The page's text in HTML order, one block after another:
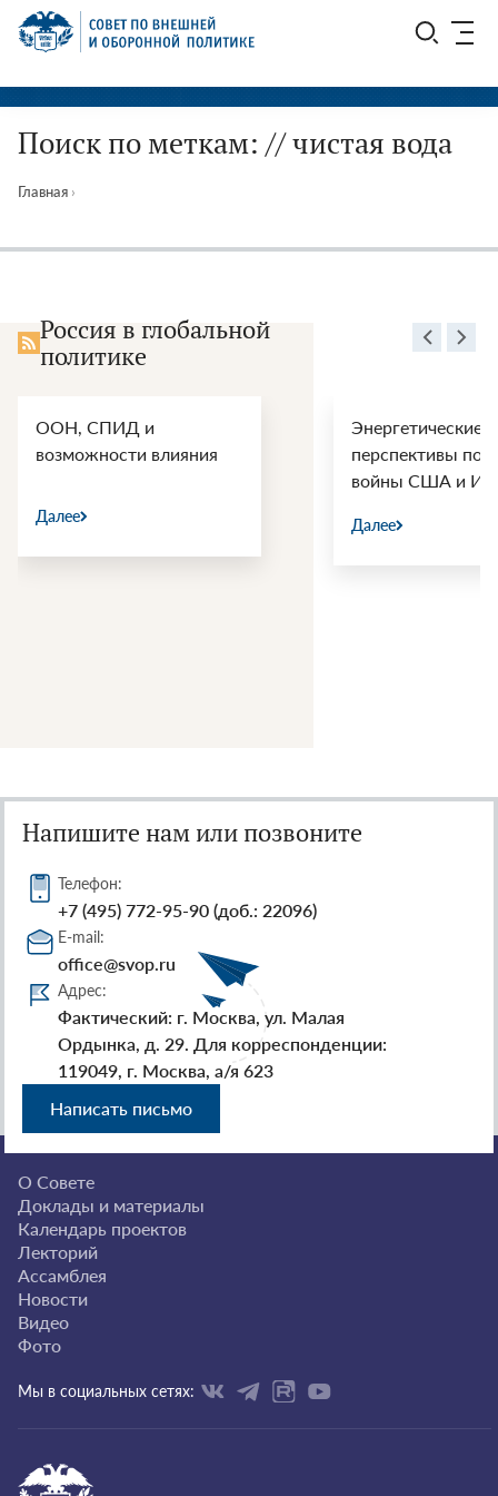
Перейти
СВОП
Поиск по меткам: // чистая вода
Главная ›
Россия в глобальной
политике
ООН, СПИД и
возможности влияния
Далее
Энергетические
перспективы
войны США и
Далее
Напишите нам или позвоните
Телефон:
+7 (495) 772-95-90 (доб.: 22096)
E-mail:
office@svop.ru
Адрес:
Фактический: г. Москва, ул. Малая
Ордынка, д. 29. Для корреспонденции:
119049, г. Москва, а/я 623
Написать письмо
О Совете
Доклады и материалы
Календарь проектов
Лекторий
Ассамблея
Новости
Видео
Фото
Мы в социальных сетях: